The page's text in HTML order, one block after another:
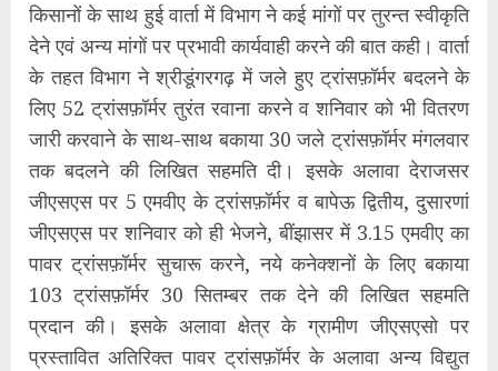
किसानों के साथ हुई वार्ता में विभाग ने कई मांगों पर तुरन्त स्वीकृति
देने एवं अन्य मांगों पर प्रभावी कार्यवाही करने की बात कही। वार्ता
के तहत विभाग ने श्रीडूंगरगढ़ में जले हुए ट्रांसफ़ॉर्मर बदलने के
लिए 52 ट्रांसफ़ॉर्मर तुरंत रवाना करने व शनिवार को भी वितरण
जारी करवाने के साथ-साथ बकाया 30 जले ट्रांसफ़ॉर्मर मंगलवार
तक बदलने की लिखित सहमति दी। इसके अलावा देराजसर
जीएसएस पर 5 एमवीए के ट्रांसफ़ॉर्मर व बापेऊ द्वितीय, दुसारणां
जीएसएस पर शनिवार को ही भेजने, बींझासर में 3.15 एमवीए का
पावर ट्रांसफ़ॉर्मर सुचारू करने, नये कनेक्शनों के लिए बकाया
103 ट्रांसफ़ॉर्मर 30 सितम्बर तक देने की लिखित सहमति
प्रदान की। इसके अलावा क्षेत्र के ग्रामीण जीएसएसो पर
प्रस्तावित अतिरिक्त पावर ट्रांसफ़ॉर्मर के अलावा अन्य विद्युत